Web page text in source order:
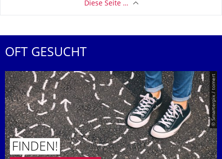
Diese Seite …
OFT GESUCHT
© Smarterpix / tomert
FINDEN!